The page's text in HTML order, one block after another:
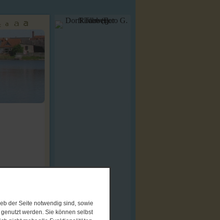
der Seite notwendig sind, sowie
werden. Sie können selbst